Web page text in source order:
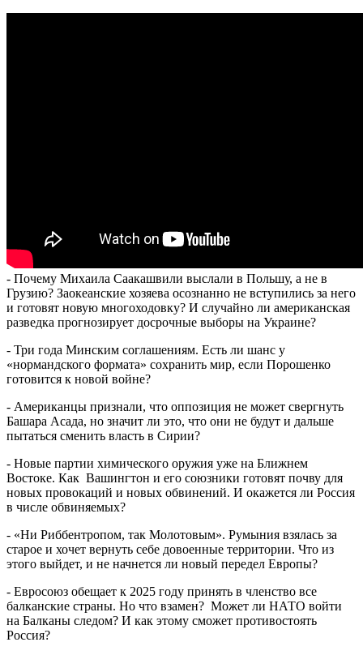
- Почему Михаила Саакашвили выслали в Польшу, а не в
Грузию? Заокеанские хозяева осознанно не вступились за него
и готовят новую многоходовку? И случайно ли американская
разведка прогнозирует досрочные выборы на Украине?
- Три года Минским соглашениям. Есть ли шанс у
«нормандского формата» сохранить мир, если Порошенко
готовится к новой войне?
- Американцы признали, что оппозиция не может свергнуть
Башара Асада, но значит ли это, что они не будут и дальше
пытаться сменить власть в Сирии?
- Новые партии химического оружия уже на Ближнем
Востоке. Как Вашингтон и его союзники готовят почву для
новых провокаций и новых обвинений. И окажется ли Россия
в числе обвиняемых?
- «Ни Риббентропом, так Молотовым». Румыния взялась за
старое и хочет вернуть себе довоенные территории. Что из
этого выйдет, и не начнется ли новый передел Европы?
- Евросоюз обещает к 2025 году принять в членство все
балканские страны. Но что взамен? Может ли НАТО войти
на Балканы следом? И как этому сможет противостоять
Россия?